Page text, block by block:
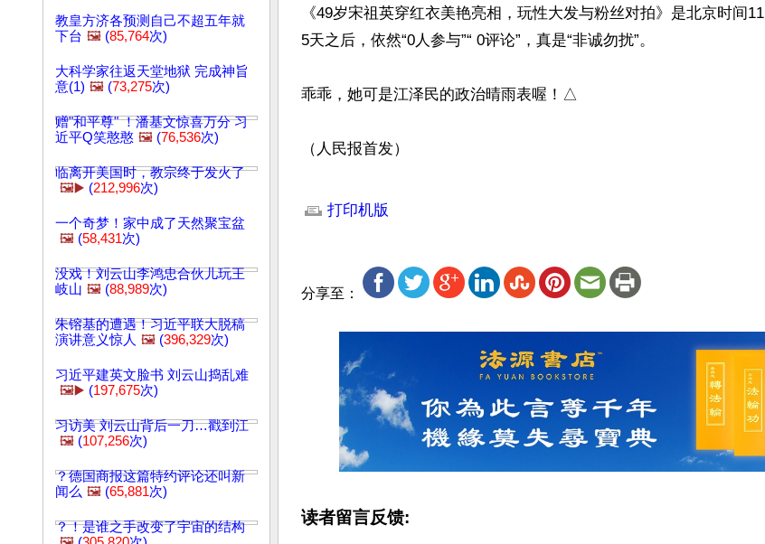
教皇方济各预测自己不超五年就
下台 🖼️ (85,764次)
大科学家往返天堂地狱 完成神旨
意(1) 🖼️ (73,275次)
赠"和平尊" ！潘基文惊喜万分 习
近平Q笑憨憨 🖼️ (76,536次)
临离开美国时，教宗终于发火了
🖼️▶️ (212,996次)
一个奇梦！家中成了天然聚宝盆
🖼️ (58,431次)
没戏！刘云山李鸿忠合伙儿玩王
岐山 🖼️ (88,989次)
朱镕基的遭遇！习近平联大脱稿
演讲意义惊人 🖼️ (396,329次)
习近平建英文脸书 刘云山捣乱难
🖼️▶️ (197,675次)
习访美 刘云山背后一刀…戳到江
🖼️ (107,256次)
？德国商报这篇特约评论还叫新
闻么 🖼️ (65,881次)
？！是谁之手改变了宇宙的结构
《49岁宋祖英穿红衣美艳亮相，玩性大发与粉丝对拍》是北京时间
5天之后，依然“0人参与”“ 0评论”，真是“非诚勿扰”。
乖乖，她可是江泽民的政治晴雨表喔！△
（人民报首发）
打印机版
分享至：
读者留言反馈: